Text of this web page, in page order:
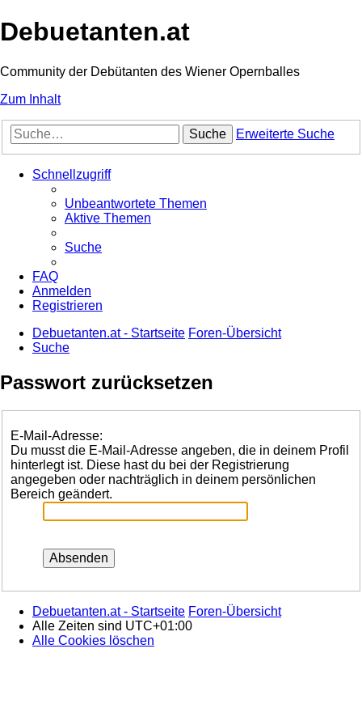
Debuetanten.at
Community der Debütanten des Wiener Opernballes
Zum Inhalt
Suche Erweiterte Suche
Schnellzugriff
Unbeantwortete Themen
Aktive Themen
Suche
FAQ
Anmelden
Registrieren
Debuetanten.at - Startseite Foren-Übersicht
Suche
Passwort zurücksetzen
E-Mail-Adresse:
Du musst die E-Mail-Adresse angeben, die in deinem Profil
hinterlegt ist. Diese hast du bei der Registrierung
angegeben oder nachträglich in deinem persönlichen
Bereich geändert.
Debuetanten.at - Startseite Foren-Übersicht
Alle Zeiten sind UTC+01:00
Alle Cookies löschen